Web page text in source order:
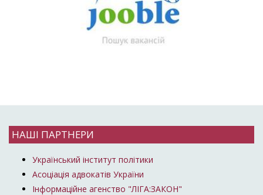
НАШІ ПАРТНЕРИ
Український інститут політики
Асоціація адвокатів України
Інформаційне агенство "ЛІГА:ЗАКОН"